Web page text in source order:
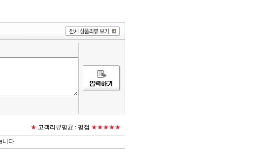
★ 고객리뷰평균 : 평점 ★★★★★
니다.